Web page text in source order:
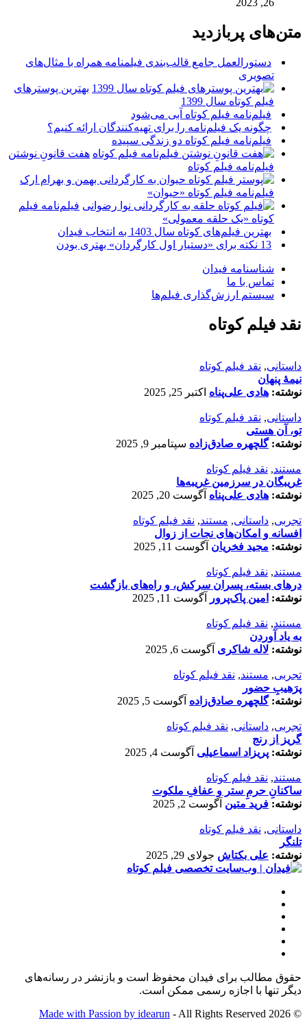
متن‌های پربازدید
دستورالعمل جامع قالب‌بندی فیلمنامه همراه با مثال‌های
تصویری
بهترین پوسترهای
فیلم کوتاه سال 1399
فیلم‌نامه فیلم کوتاه آبی می‌شود
چگونه یک فیلم‌نامه را برای تهیه‌کنندگان ارائه کنیم؟
فیلم‌نامه فیلم کوتاه دو زندگی سپیده
هفت قانونِ نوشتن
فیلم‌نامه فیلم کوتاه
فیلم‌نامه فیلم کوتاه «حیوان»
فیلم‌نامه فیلم
کوتاه «یک حلقه معمولی»
بهترین فیلم‌های کوتاه سال 1403 به انتخاب فیدان
13 نکته برای «دستیار اول کارگردان» بهتری بودن
شناسنامه فیدان
تماس با ما
سیستم ارزش‌گذاری فیلم‌ها
نقد فیلم کوتاه
داستانی, نقد فیلم کوتاه
نیمۀ پنهان
نوشته: هادی علی‌پناه اکتبر 25, 2025
داستانی, نقد فیلم کوتاه
تو، آن هستی
نوشته:گلچهره صادق‌زاده سپتامبر 9, 2025
مستند, نقد فیلم کوتاه
غریبگان در سرزمین غریبه‌ها
نوشته: هادی علی‌پناه آگوست 20, 2025
تجربی, داستانی, مستند, نقد فیلم کوتاه
افسانه‌ و امکان‌های نجات از زوال
نوشته: مجید فخریان آگوست 11, 2025
مستند, نقد فیلم کوتاه
درهای بسته، پسران سرکش، و راه‌های بازگشت
نوشته: امین پاک‌پرور آگوست 11, 2025
مستند, نقد فیلم کوتاه
به یاد آوردن
نوشته: لاله شاکری آگوست 6, 2025
تجربی, مستند, نقد فیلم کوتاه
پرَهیب‌ِ حضور
نوشته:گلچهره صادق‌زاده آگوست 5, 2025
تجربی, داستانی, نقد فیلم کوتاه
گریز از رنج
نوشته: پریزاد اسماعیلی آگوست 4, 2025
مستند, نقد فیلم کوتاه
ساکنانِ حرمِ ستر و عفافِ ملکوت
نوشته: فرید متین آگوست 2, 2025
داستانی, نقد فیلم کوتاه
تلنگر
نوشته: علی بکتاش جولای 29, 2025
حقوق مطالب برای فیدان محفوظ است و بازنشر در رسانه‌های
دیگر تنها با اجازه رسمی ممکن است.
© 2026
Made with Passion by idearun - All Rights Reserved